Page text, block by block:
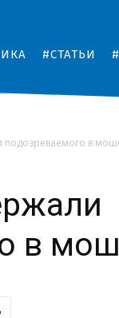
#СТАТЬИ
в
в